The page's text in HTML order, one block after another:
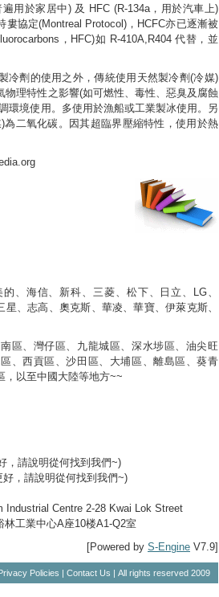
用於家居中) 及 HFC (R-134a，用於汽車上)
婁協定(Montreal Protocol)，HCFC亦已逐漸被
，HFC)如 R-410A,R404 代替，並
冷劑的使用之外，傳統使用天然製冷劑(冷媒)
物理特性之影響(如可燃性、毒性、惡臭及腐蝕
環境使用。多使用於漁船或工業製冰使用。另
為二氧化碳。因其超臨界壓縮特性，使用於熱
的、海信、新科、三菱、松下、日立、LG、
、志高、奧克斯、華凌、華寶、伊萊克斯、
區、灣仔區、九龍城區、深水埗區、油尖旺
、西貢區、沙田區、大埔區、離島區、葵青
，以至中國大陸等地方~~
，請說明從何找到我們~)
，請說明從何找到我們~)
Industrial Centre 2-28 Kwai Lok Street
工業中心A座10楼A1-Q2室
[Powered by S-Engine V7.9]
Policies | Contact Us | All rights reserved 2009